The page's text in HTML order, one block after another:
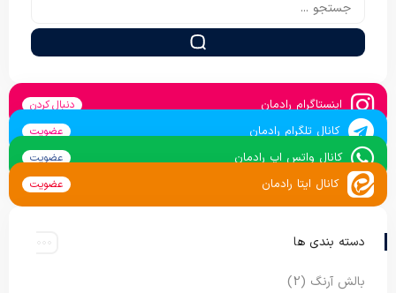
اینستاگرام رادمان دنبال کردن
کانال تلگرام رادمان عضویت
کانال واتس اپ رادمان عضویت
کانال ایتا رادمان عضویت
دسته بندی ها
بالش آرنگ (2)